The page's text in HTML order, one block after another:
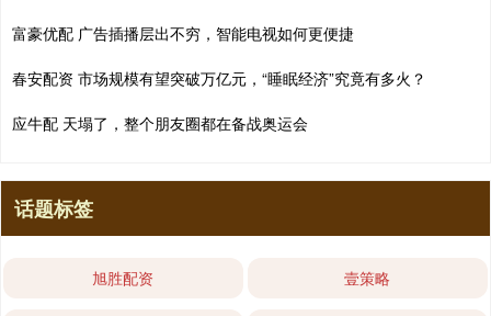
富豪优配 广告插播层出不穷，智能电视如何更便捷
春安配资 市场规模有望突破万亿元，“睡眠经济”究竟有多火？
应牛配 天塌了，整个朋友圈都在备战奥运会
话题标签
旭胜配资 壹策略